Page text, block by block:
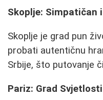
Skoplje: Simpatičan i
Skoplje je grad pun
probati autentičnu
Srbije, što putovanje
Pariz: Grad